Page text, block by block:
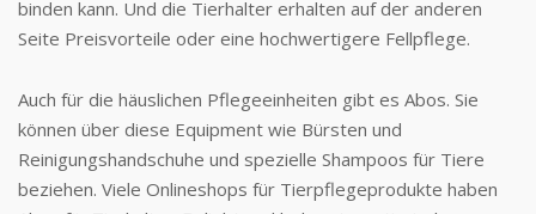
binden kann. Und die Tierhalter erhalten auf der anderen
Seite Preisvorteile oder eine hochwertigere Fellpflege.
Auch für die häuslichen Pflegeeinheiten gibt es Abos. Sie
können über diese Equipment wie Bürsten und
Reinigungshandschuhe und spezielle Shampoos für Tiere
beziehen. Viele Onlineshops für Tierpflegeprodukte haben